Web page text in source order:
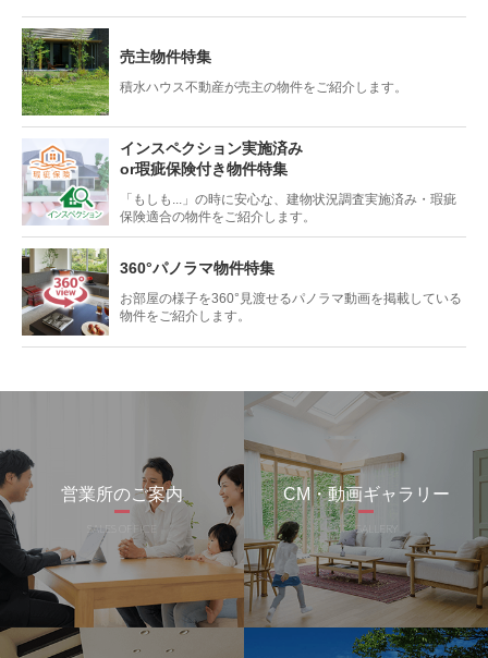
売主物件特集
積水ハウス不動産が売主の物件をご紹介します。
インスペクション実施済み
or瑕疵保険付き物件特集
「もしも...」の時に安心な、 建物状況調査実施済み・瑕疵
保険適合の物件をご紹介します。
360°パノラマ物件特集
お部屋の様子を360°見渡せるパノラマ動画を掲載している
物件をご紹介します。
営業所のご案内
SALES OFFICE
CM・動画ギャラリー
CM GALLERY